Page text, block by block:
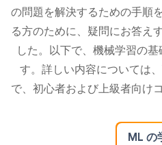
の問題を解決するための手順
る方のために、疑問にお答え
した。以下で、機械学習の
す。詳しい内容については
で、初心者および上級者向け
ML の